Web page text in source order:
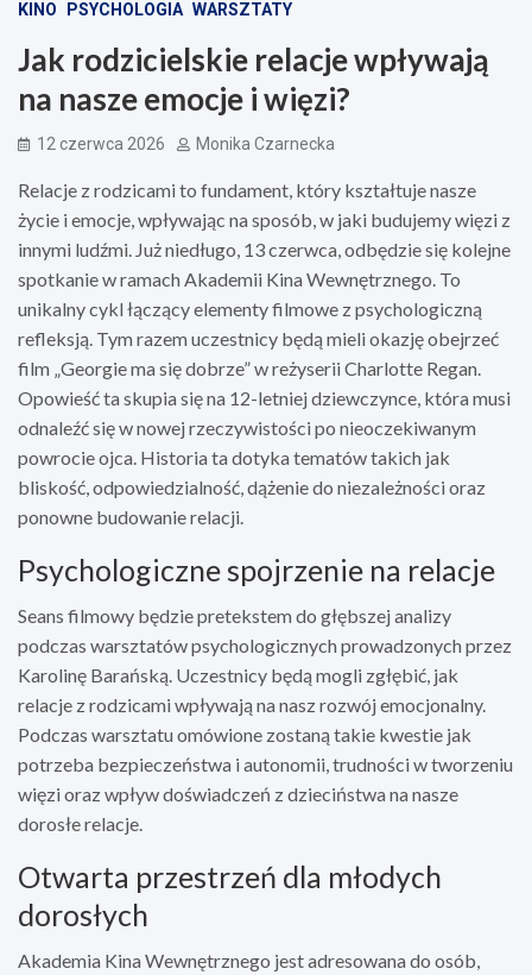
KINO PSYCHOLOGIA WARSZTATY
Jak rodzicielskie relacje wpływają
na nasze emocje i więzi?
12 czerwca 2026 Monika Czarnecka
Relacje z rodzicami to fundament, który kształtuje nasze
życie i emocje, wpływając na sposób, w jaki budujemy więzi z
innymi ludźmi. Już niedługo, 13 czerwca, odbędzie się kolejne
spotkanie w ramach Akademii Kina Wewnętrznego. To
unikalny cykl łączący elementy filmowe z psychologiczną
refleksją. Tym razem uczestnicy będą mieli okazję obejrzeć
film „Georgie ma się dobrze” w reżyserii Charlotte Regan.
Opowieść ta skupia się na 12-letniej dziewczynce, która musi
odnaleźć się w nowej rzeczywistości po nieoczekiwanym
powrocie ojca. Historia ta dotyka tematów takich jak
bliskość, odpowiedzialność, dążenie do niezależności oraz
ponowne budowanie relacji.
Psychologiczne spojrzenie na relacje
Seans filmowy będzie pretekstem do głębszej analizy
podczas warsztatów psychologicznych prowadzonych przez
Karolinę Barańską. Uczestnicy będą mogli zgłębić, jak
relacje z rodzicami wpływają na nasz rozwój emocjonalny.
Podczas warsztatu omówione zostaną takie kwestie jak
potrzeba bezpieczeństwa i autonomii, trudności w tworzeniu
więzi oraz wpływ doświadczeń z dzieciństwa na nasze
dorosłe relacje.
Otwarta przestrzeń dla młodych
dorosłych
Akademia Kina Wewnętrznego jest adresowana do osób,